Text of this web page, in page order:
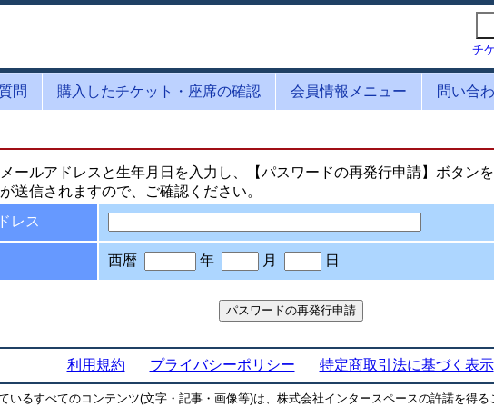
チ
問 購入したチケット・座席の確認 会員情報メニュー 問い合
ールアドレスと生年月日を入力し、【パスワードの再発行申請】ボタン
送信されますので、ご確認ください。
レス
西暦 年 月 日
利用規約 プライバシーポリシー 特定商取引法に基づく表示
いるすべてのコンテンツ(文字・記事・画像等)は、株式会社インタースペースの許諾を得